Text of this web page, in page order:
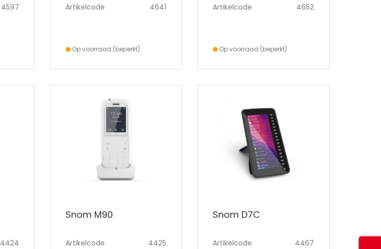
4597 Artikelcode 4641
Op voorraad (beperkt)
Artikelcode 4652
Op voorraad (beperkt)
4424
Snom M90
Artikelcode 4425
Snom D7C
Artikelcode 4467